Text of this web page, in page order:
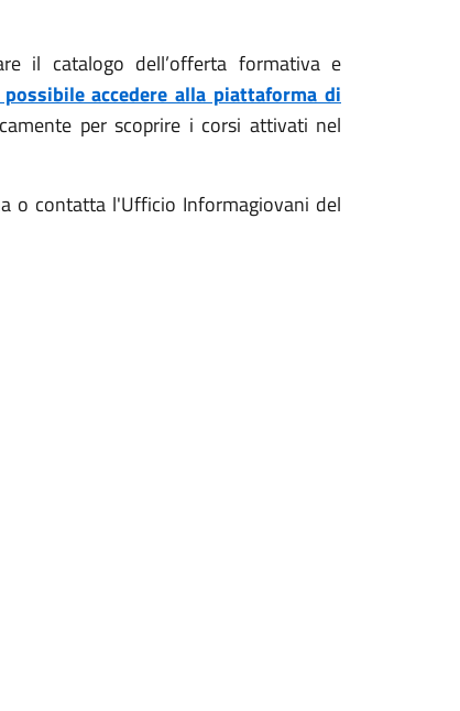
il catalogo dell’offerta formativa e
accedere alla piattaforma di
per scoprire i corsi attivati nel
o contatta l'Ufficio Informagiovani del